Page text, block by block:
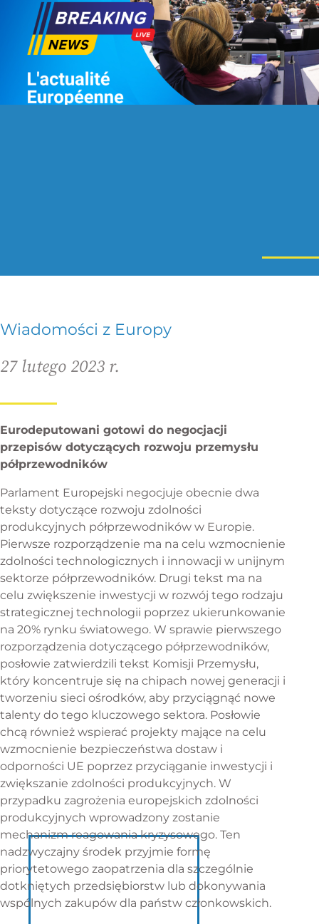
Wiadomości z Europy
27 lutego 2023 r.
Eurodeputowani gotowi do negocjacji
przepisów dotyczących rozwoju przemysłu
półprzewodników
Parlament Europejski negocjuje obecnie dwa
teksty dotyczące rozwoju zdolności
produkcyjnych półprzewodników w Europie.
Pierwsze rozporządzenie ma na celu wzmocnienie
zdolności technologicznych i innowacji w unijnym
sektorze półprzewodników. Drugi tekst ma na
celu zwiększenie inwestycji w rozwój tego rodzaju
strategicznej technologii poprzez ukierunkowanie
na 20% rynku światowego. W sprawie pierwszego
rozporządzenia dotyczącego półprzewodników,
posłowie zatwierdzili tekst Komisji Przemysłu,
który koncentruje się na chipach nowej generacji i
tworzeniu sieci ośrodków, aby przyciągnąć nowe
talenty do tego kluczowego sektora. Posłowie
chcą również wspierać projekty mające na celu
wzmocnienie bezpieczeństwa dostaw i
odporności UE poprzez przyciąganie inwestycji i
zwiększanie zdolności produkcyjnych. W
przypadku zagrożenia europejskich zdolności
produkcyjnych wprowadzony zostanie
mechanizm reagowania kryzysowego. Ten
nadzwyczajny środek przyjmie formę
priorytetowego zaopatrzenia dla szczególnie
dotkniętych przedsiębiorstw lub dokonywania
wspólnych zakupów dla państw członkowskich.